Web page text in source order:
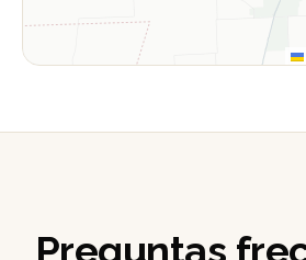
Preguntas